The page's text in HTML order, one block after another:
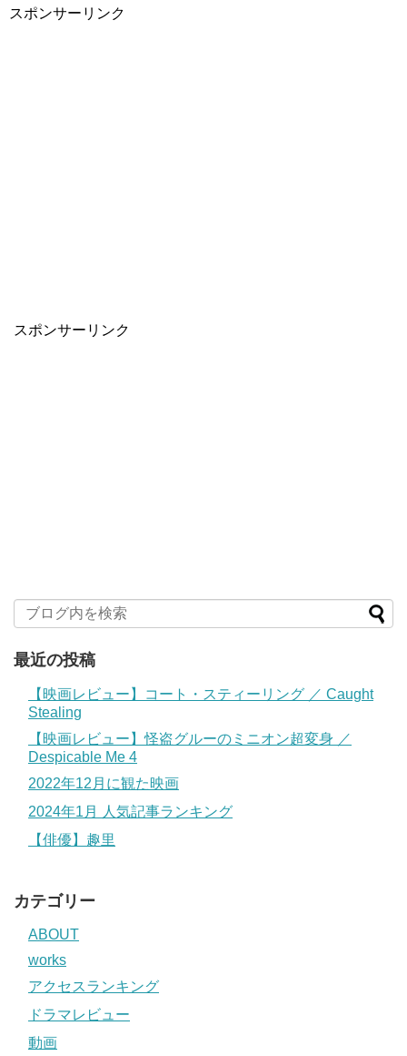
スポンサーリンク
スポンサーリンク
最近の投稿
【映画レビュー】コート・スティーリング ／ Caught
Stealing
【映画レビュー】怪盗グルーのミニオン超変身 ／
Despicable Me 4
2022年12月に観た映画
2024年1月 人気記事ランキング
【俳優】趣里
カテゴリー
ABOUT
works
アクセスランキング
ドラマレビュー
動画